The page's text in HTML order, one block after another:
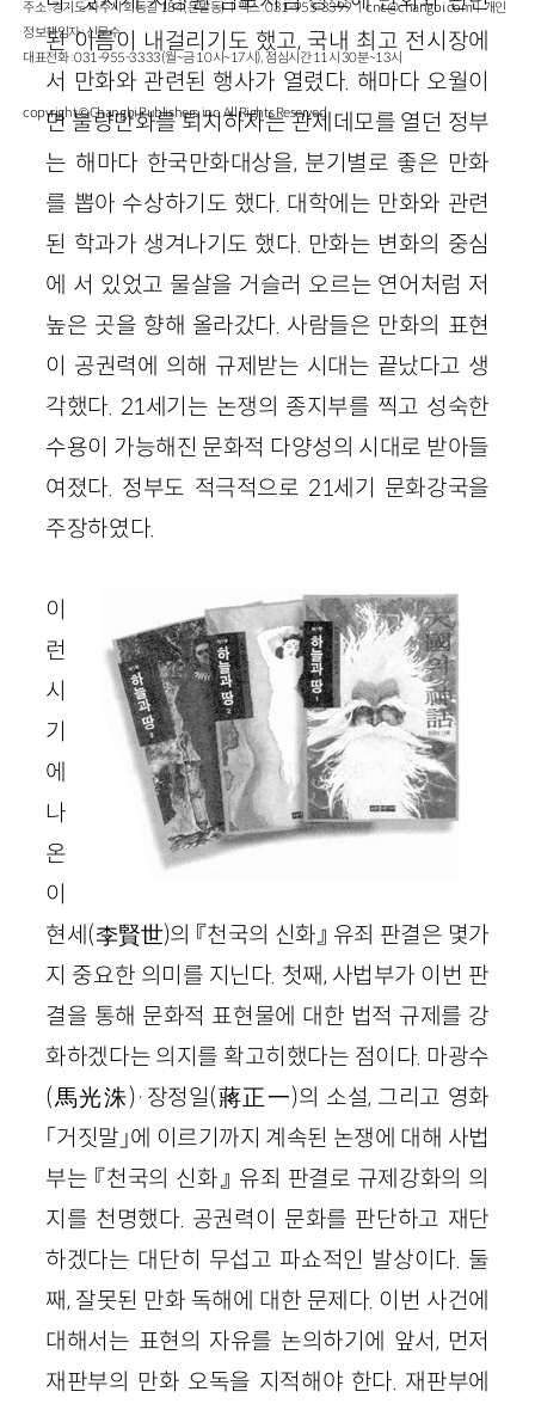
된 이름이 내걸리기도 했고, 국내 최고 전시장에
서 만화와 관련된 행사가 열렸다. 해마다 오월이
면 불량만화를 퇴치하자는 관제데모를 열던 정부
는 해마다 한국만화대상을, 분기별로 좋은 만화
를 뽑아 수상하기도 했다. 대학에는 만화와 관련
된 학과가 생겨나기도 했다. 만화는 변화의 중심
에 서 있었고 물살을 거슬러 오르는 연어처럼 저
높은 곳을 향해 올라갔다. 사람들은 만화의 표현
이 공권력에 의해 규제받는 시대는 끝났다고 생
각했다. 21세기는 논쟁의 종지부를 찍고 성숙한
수용이 가능해진 문화적 다양성의 시대로 받아들
여졌다. 정부도 적극적으로 21세기 문화강국을
주장하였다.
이
런
시
기
에
나
온
이
현세(李賢世)의 『천국의 신화』 유죄 판결은 몇가
지 중요한 의미를 지닌다. 첫째, 사법부가 이번 판
결을 통해 문화적 표현물에 대한 법적 규제를 강
화하겠다는 의지를 확고히했다는 점이다. 마광수
(馬光洙)·장정일(蔣正一)의 소설, 그리고 영화
「거짓말」에 이르기까지 계속된 논쟁에 대해 사법
부는 『천국의 신화』 유죄 판결로 규제강화의 의
지를 천명했다. 공권력이 문화를 판단하고 재단
하겠다는 대단히 무섭고 파쇼적인 발상이다. 둘
째, 잘못된 만화 독해에 대한 문제다. 이번 사건에
대해서는 표현의 자유를 논의하기에 앞서, 먼저
재판부의 만화 오독을 지적해야 한다. 재판부에
주소 : 경기도 파주시 회동길 184(문발동)ㅣ팩스 : 031-955-3399 ㅣcnc@changbi.comㅣ개인
정보책임자 : 신문수
대표전화 : 031-955-3333(월~금 10시~17시), 점심시간 11시 30분~13시
copyright © Changbi Publishers, inc. All Rights Reserved.